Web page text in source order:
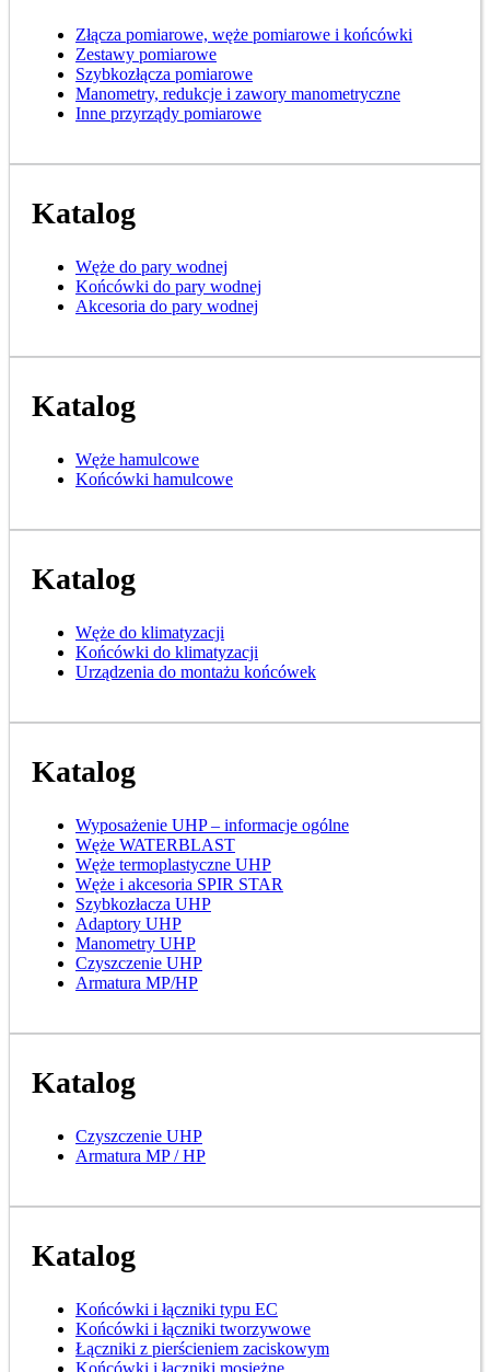
Złącza pomiarowe, węże pomiarowe i końcówki
Zestawy pomiarowe
Szybkozłącza pomiarowe
Manometry, redukcje i zawory manometryczne
Inne przyrządy pomiarowe
Katalog
Węże do pary wodnej
Końcówki do pary wodnej
Akcesoria do pary wodnej
Katalog
Węże hamulcowe
Końcówki hamulcowe
Katalog
Węże do klimatyzacji
Końcówki do klimatyzacji
Urządzenia do montażu końcówek
Katalog
Wyposażenie UHP – informacje ogólne
Węże WATERBLAST
Węże termoplastyczne UHP
Węże i akcesoria SPIR STAR
Szybkozłacza UHP
Adaptory UHP
Manometry UHP
Czyszczenie UHP
Armatura MP/HP
Katalog
Czyszczenie UHP
Armatura MP / HP
Katalog
Końcówki i łączniki typu EC
Końcówki i łączniki tworzywowe
Łączniki z pierścieniem zaciskowym